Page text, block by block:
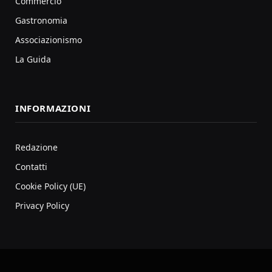
Gastronomia
Associazionismo
La Guida
INFORMAZIONI
Redazione
Contatti
Cookie Policy (UE)
Privacy Policy